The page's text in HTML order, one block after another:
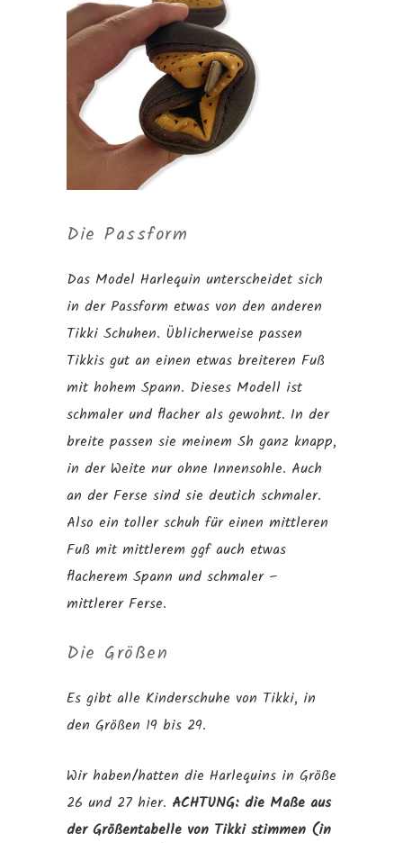
Die Passform
Das Model Harlequin unterscheidet sich
in der Passform etwas von den anderen
Tikki Schuhen. Üblicherweise passen
Tikkis gut an einen etwas breiteren Fuß
mit hohem Spann. Dieses Modell ist
schmaler und flacher als gewohnt. In der
breite passen sie meinem Sh ganz knapp,
in der Weite nur ohne Innensohle. Auch
an der Ferse sind sie deutich schmaler.
Also ein toller schuh für einen mittleren
Fuß mit mittlerem ggf auch etwas
flacherem Spann und schmaler –
mittlerer Ferse.
Die Größen
Es gibt alle Kinderschuhe von Tikki, in
den Größen 19 bis 29.
Wir haben/hatten die Harlequins in Größe
26 und 27 hier. ACHTUNG: die Maße aus
der Größentabelle von Tikki stimmen (in